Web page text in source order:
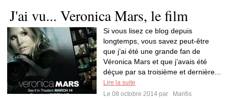
J'ai vu... Veronica Mars, le film
Si vous lisez ce blog depuis
longtemps, vous savez peut-être
que j’ai été une grande fan de
Véronica Mars et que j’avais été
déçue par sa troisième et dernière...
Lire la suite
Le 08 octobre 2014 par
Mari6s